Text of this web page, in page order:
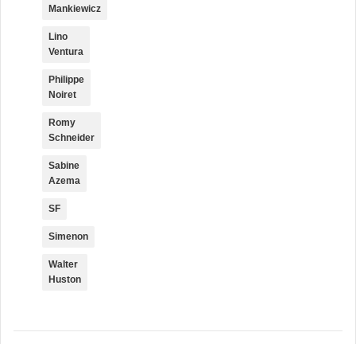
Mankiewicz
Lino
Ventura
Philippe
Noiret
Romy
Schneider
Sabine
Azema
SF
Simenon
Walter
Huston